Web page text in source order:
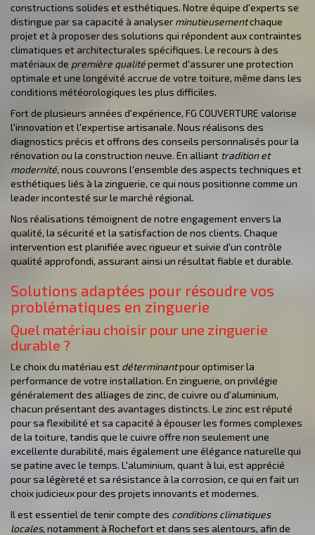
constructions solides et esthétiques. Notre équipe d'experts se
distingue par sa capacité à analyser minutieusementchaque
projet et à proposer des solutions qui répondent aux contraintes
climatiques et architecturales spécifiques. Le recours à des
matériaux de première qualitépermet d'assurer une protection
optimale et une longévité accrue de votre toiture, même dans les
conditions météorologiques les plus difficiles.
Fort de plusieurs années d'expérience, FG COUVERTURE valorise
l'innovation et l'expertise artisanale. Nous réalisons des
diagnostics précis et offrons des conseils personnalisés pour la
rénovation ou la construction neuve. En alliant tradition et
modernité, nous couvrons l'ensemble des aspects techniques et
esthétiques liés à la zinguerie, ce qui nous positionne comme un
leader incontesté sur le marché régional.
Nos réalisations témoignent de notre engagement envers la
qualité, la sécurité et la satisfaction de nos clients. Chaque
intervention est planifiée avec rigueur et suivie d'un contrôle
qualité approfondi, assurant ainsi un résultat fiable et durable.
Solutions adaptées pour résoudre vos
problématiques en zinguerie
Quel matériau choisir pour une zinguerie
durable ?
Le choix du matériau est déterminantpour optimiser la
performance de votre installation. En zinguerie, on privilégie
généralement des alliages de zinc, de cuivre ou d'aluminium,
chacun présentant des avantages distincts. Le zinc est réputé
pour sa flexibilité et sa capacité à épouser les formes complexes
de la toiture, tandis que le cuivre offre non seulement une
excellente durabilité, mais également une élégance naturelle qui
se patine avec le temps. L'aluminium, quant à lui, est apprécié
pour sa légèreté et sa résistance à la corrosion, ce qui en fait un
choix judicieux pour des projets innovants et modernes.
Il est essentiel de tenir compte des conditions climatiques
locales, notamment à Rochefort et dans ses alentours, afin de